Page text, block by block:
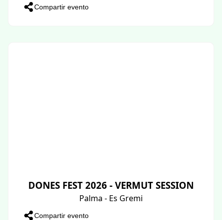
Compartir evento
DONES FEST 2026 - VERMUT SESSION
Palma - Es Gremi
Compartir evento